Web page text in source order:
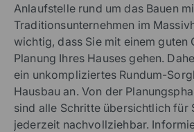
Anlaufstelle rund um das Bauen
Traditionsunternehmen im
wichtig, dass Sie mit einem guten
Planung Ihres Hauses gehen.
ein unkompliziertes Rundum-
Hausbau an. Von der
sind alle Schritte übersichtlich für
jederzeit nachvollziehbar.